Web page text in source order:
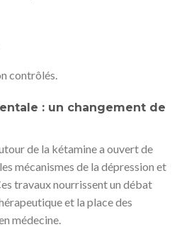
contrôlés.
: un changement de
de la kétamine a ouvert de
mécanismes de la dépression et
travaux nourrissent un débat
et la place des
médecine.